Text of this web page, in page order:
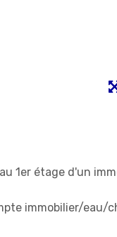
1er étage d'un
immobilier/